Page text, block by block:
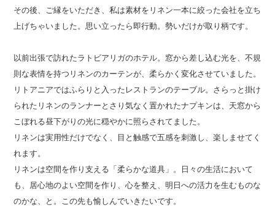
その後、ご縁をいただき、私は素材をリネン一本に絞った会社を立ち
上げちゃいました。思い立ったら即行動。勢いだけが取り柄です。
以前出張で訪れたラトビアリガのホテル。窓から差し込む光を、不規
則な表情を持つリネンのカーテンが、柔らかく変化させていました。
リトアニアではふらりと入ったレストランのテーブル。さらっと掛け
られたリネンのランナーとさり気なく置かれたナプキンは、天窓から
こぼれる昼下がりの光に穏やかに照らされてました。
リネンは実用性だけでなく、目と触感で五感を刺激し、楽しませてく
れます。
リネンは空間を作り支える「柔らかな道具」。日々の生活において
も、居心地のよい空間を作り、心を整え、明日への活力を生むものな
のかな、と。この先も愉しんでいきたいです。